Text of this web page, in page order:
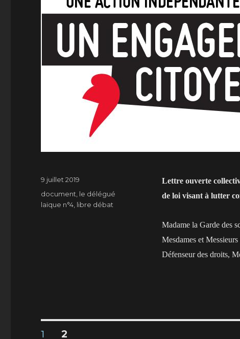
Lettre ouverte
de loi visant à lutter
Madame la Garde des
Mesdames et
Défenseur des droits,
Publié
le
9 juillet 2019
Catégories
document, le délégué
laïque n°4, libre débat
Navigation
PAGE
1 PAGE
2